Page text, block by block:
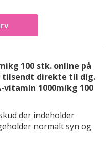
100 stk. online på
tilsendt direkte til dig.
1000mikg 100
der indeholder
normalt syn og